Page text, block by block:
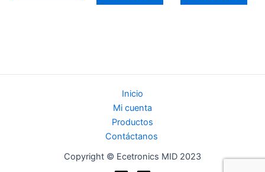
Inicio
Mi cuenta
Productos
Contáctanos
Copyright © Ecetronics MID 2023